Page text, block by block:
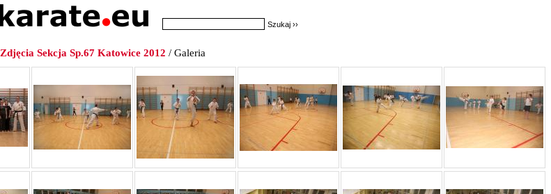
Zdjęcia Sekcja Sp.67 Katowice 2012 / Galeria